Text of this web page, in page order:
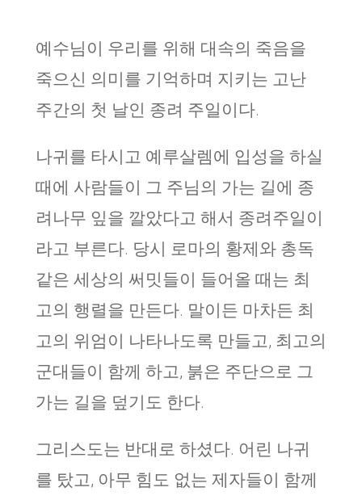
예수님이 우리를 위해 대속의 죽음을
죽으신 의미를 기억하며 지키는 고난
주간의 첫 날인 종려 주일이다.
나귀를 타시고 예루살렘에 입성을 하실
때에 사람들이 그 주님의 가는 길에 종
려나무 잎을 깔았다고 해서 종려주일이
라고 부른다. 당시 로마의 황제와 총독
같은 세상의 써밋들이 들어올 때는 최
고의 행렬을 만든다. 말이든 마차든 최
고의 위엄이 나타나도록 만들고, 최고의
군대들이 함께 하고, 붉은 주단으로 그
가는 길을 덮기도 한다.
그리스도는 반대로 하셨다. 어린 나귀
를 탔고, 아무 힘도 없는 제자들이 함께